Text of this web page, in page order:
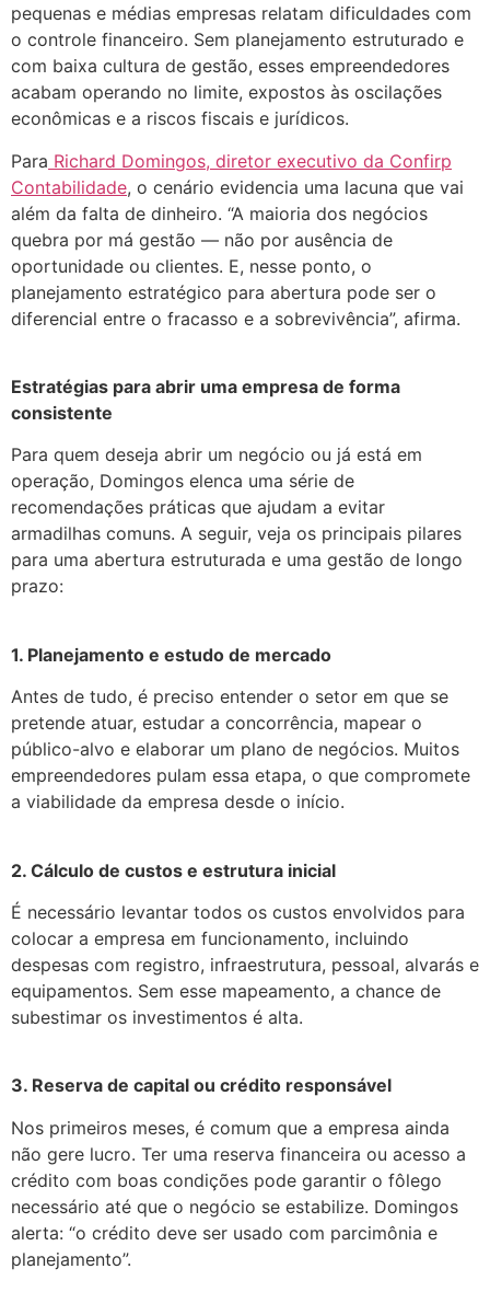
pequenas e médias empresas relatam dificuldades com
o controle financeiro. Sem planejamento estruturado e
com baixa cultura de gestão, esses empreendedores
acabam operando no limite, expostos às oscilações
econômicas e a riscos fiscais e jurídicos.
Para Richard Domingos, diretor executivo da Confirp
Contabilidade, o cenário evidencia uma lacuna que vai
além da falta de dinheiro. “A maioria dos negócios
quebra por má gestão — não por ausência de
oportunidade ou clientes. E, nesse ponto, o
planejamento estratégico para abertura pode ser o
diferencial entre o fracasso e a sobrevivência”, afirma.
Estratégias para abrir uma empresa de forma
consistente
Para quem deseja abrir um negócio ou já está em
operação, Domingos elenca uma série de
recomendações práticas que ajudam a evitar
armadilhas comuns. A seguir, veja os principais pilares
para uma abertura estruturada e uma gestão de longo
prazo:
1. Planejamento e estudo de mercado
Antes de tudo, é preciso entender o setor em que se
pretende atuar, estudar a concorrência, mapear o
público-alvo e elaborar um plano de negócios. Muitos
empreendedores pulam essa etapa, o que compromete
a viabilidade da empresa desde o início.
2. Cálculo de custos e estrutura inicial
É necessário levantar todos os custos envolvidos para
colocar a empresa em funcionamento, incluindo
despesas com registro, infraestrutura, pessoal, alvarás e
equipamentos. Sem esse mapeamento, a chance de
subestimar os investimentos é alta.
3. Reserva de capital ou crédito responsável
Nos primeiros meses, é comum que a empresa ainda
não gere lucro. Ter uma reserva financeira ou acesso a
crédito com boas condições pode garantir o fôlego
necessário até que o negócio se estabilize. Domingos
alerta: “o crédito deve ser usado com parcimônia e
planejamento”.